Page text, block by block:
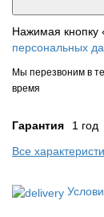
Нажимая кнопку
персональных
Мы перезвоним в
время
Гарантия
1 год
Все